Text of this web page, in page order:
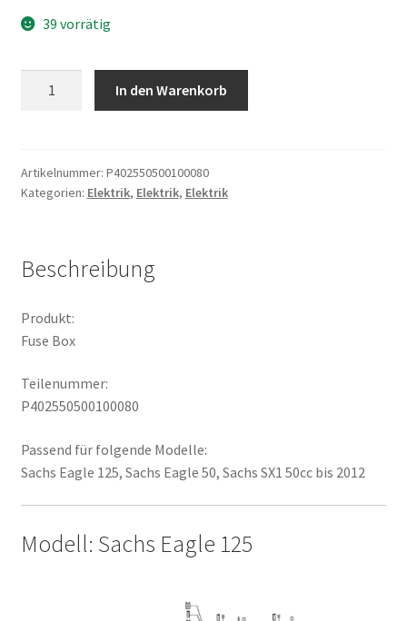
39 vorrätig
In den Warenkorb
Artikelnummer: P402550500100080
Kategorien: Elektrik, Elektrik, Elektrik
Beschreibung
Produkt:
Fuse Box
Teilenummer:
P402550500100080
Passend für folgende Modelle:
Sachs Eagle 125, Sachs Eagle 50, Sachs SX1 50cc bis 2012
Modell: Sachs Eagle 125